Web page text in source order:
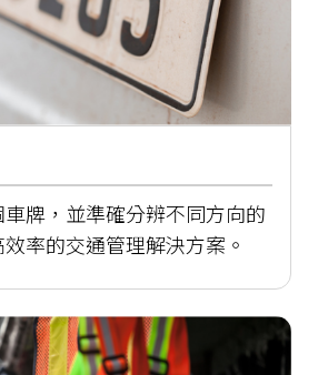
牌，並準確分辨不同方向的
率的交通管理解決方案。